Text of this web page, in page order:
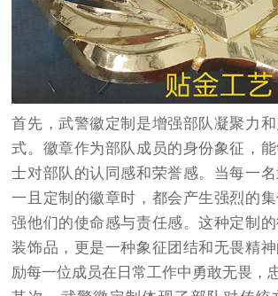
首先，武警徽定制是增强部队凝聚力
式。徽章作为部队成员的身份象征，
士对部队的认同感和荣誉感。当每一
一且定制的徽章时，都会产生强烈的
强他们的使命感与责任感。这种定制
装饰品，更是一种象征团结和无畏精
励每一位成员在日常工作中勇敢无畏，